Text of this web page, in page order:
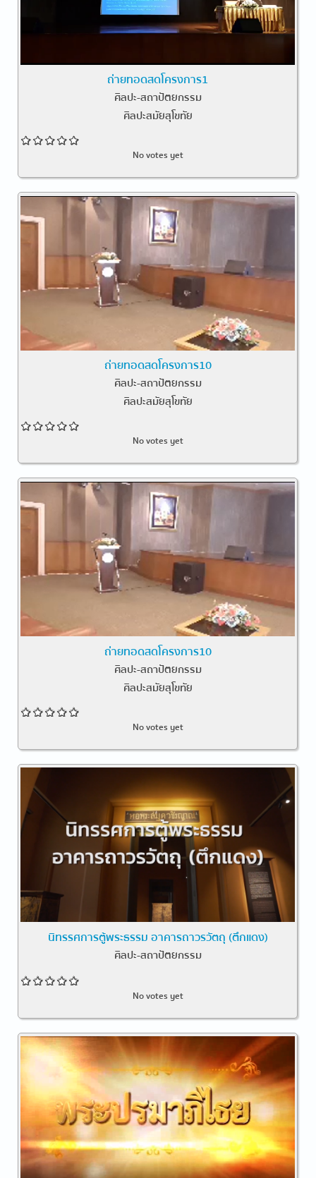
ถ่ายทอดสดโครงการ1
ศิลปะ-สถาปัตยกรรม
ศิลปะสมัยสุโขทัย
No votes yet
ถ่ายทอดสดโครงการ10
ศิลปะ-สถาปัตยกรรม
ศิลปะสมัยสุโขทัย
No votes yet
ถ่ายทอดสดโครงการ10
ศิลปะ-สถาปัตยกรรม
ศิลปะสมัยสุโขทัย
No votes yet
นิทรรศการตู้พระธรรม อาคารถาวรวัตถุ (ตึกแดง)
ศิลปะ-สถาปัตยกรรม
No votes yet